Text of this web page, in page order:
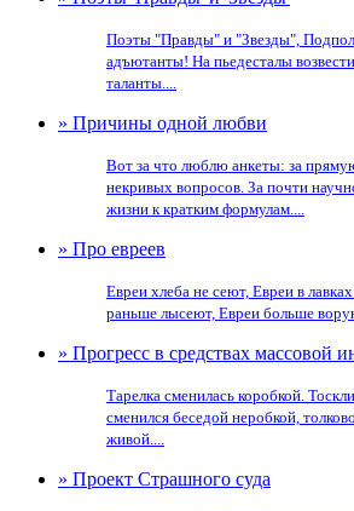
Поэты "Правды" и "Звезды",
адъютанты! На пьедесталы
таланты....
» Причины одной любви
Вот за что люблю анкеты: за
некривых вопросов. За почти
жизни к кратким формулам....
» Про евреев
Евреи хлеба не сеют, Евреи в
раньше лысеют, Евреи больше
» Прогресс в средствах массовой
Тарелка сменилась коробкой.
сменился беседой неробкой,
живой....
» Проект Страшного суда